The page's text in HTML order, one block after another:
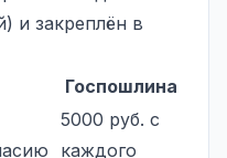
и закреплён в
Госпошлина
5000 руб. с
каждого